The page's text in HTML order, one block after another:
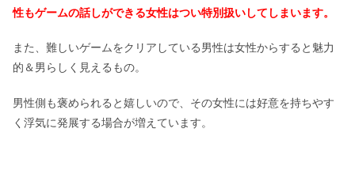
性もゲームの話しができる女性はつい特別扱いしてしまいます。
また、難しいゲームをクリアしている男性は女性からすると魅力
的＆男らしく見えるもの。
男性側も褒められると嬉しいので、その女性には好意を持ちやす
く浮気に発展する場合が増えています。